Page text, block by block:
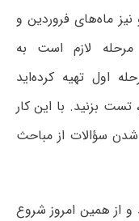
ماه‌های فروردین و
لازم است به
اول تهیه کرده‌اید
تست بزنید. با این کار
شدن سؤالات از مباحث
و از همین امروز شروع